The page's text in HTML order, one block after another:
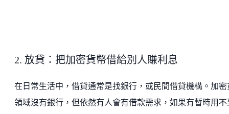
2. 放貸：把加密貨幣借給別人賺利息
在日常生活中，借貸通常是找銀行，或民間借貸機構。加密
領域沒有銀行，但依然有人會有借款需求，如果有暫時用不